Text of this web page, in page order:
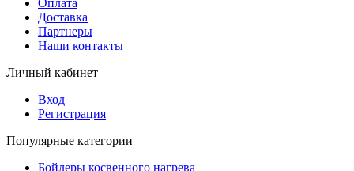
Доставка
Партнеры
Наши контакты
Личный кабинет
Вход
Регистрация
Популярные категории
Бойлеры косвенного нагрева